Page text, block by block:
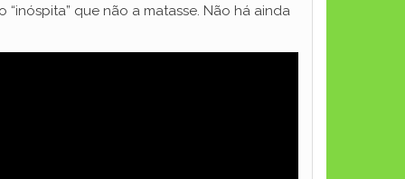
que não a matasse. Não há ainda